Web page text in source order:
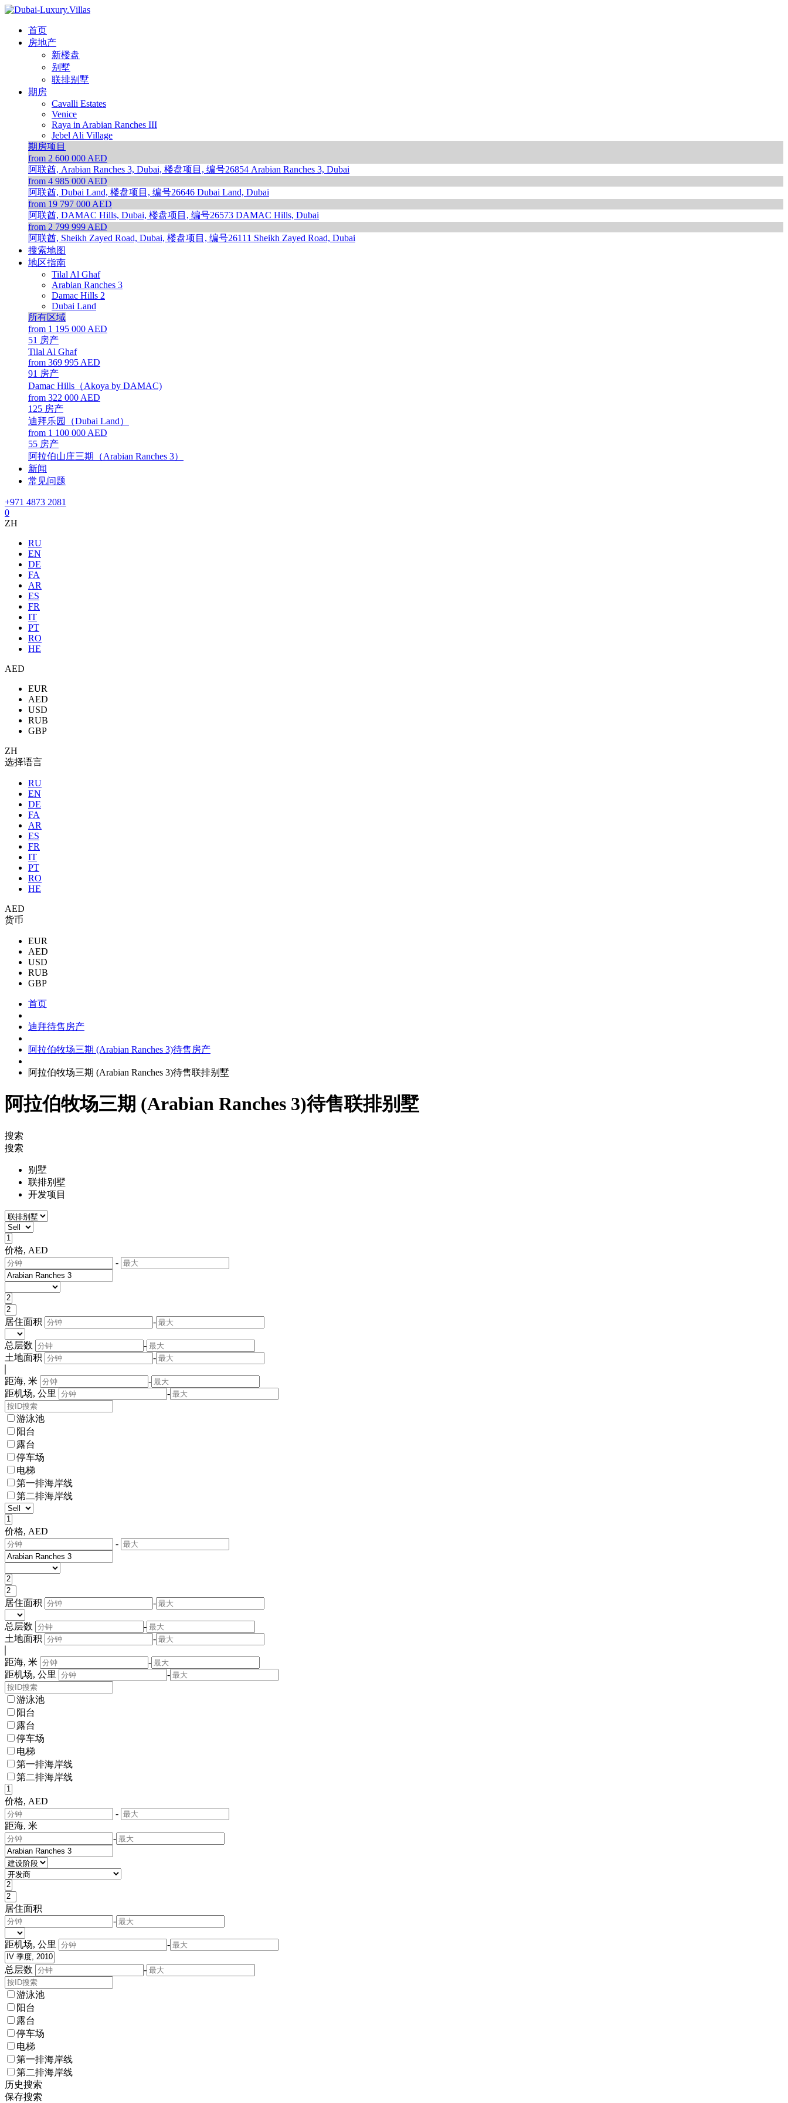
首页
房地产
新楼盘
别墅
联排别墅
期房
Cavalli Estates
Venice
Raya in Arabian Ranches III
Jebel Ali Village
期房项目
from 2 600 000 AED
阿联酋, Arabian Ranches 3, Dubai, 楼盘项目, 编号26854 Arabian Ranches 3, Dubai
from 4 985 000 AED
阿联酋, Dubai Land, 楼盘项目, 编号26646 Dubai Land, Dubai
from 19 797 000 AED
阿联酋, DAMAC Hills, Dubai, 楼盘项目, 编号26573 DAMAC Hills, Dubai
from 2 799 999 AED
阿联酋, Sheikh Zayed Road, Dubai, 楼盘项目, 编号26111 Sheikh Zayed Road, Dubai
搜索地图
地区指南
Tilal Al Ghaf
Arabian Ranches 3
Damac Hills 2
Dubai Land
所有区域
from 1 195 000 AED
51 房产
Tilal Al Ghaf
from 369 995 AED
91 房产
Damac Hills（Akoya by DAMAC)
from 322 000 AED
125 房产
迪拜乐园（Dubai Land）
from 1 100 000 AED
55 房产
阿拉伯山庄三期（Arabian Ranches 3）
新闻
常见问题
+971 4873 2081
0
ZH
RU
EN
DE
FA
AR
ES
FR
IT
PT
RO
HE
AED
EUR
AED
USD
RUB
GBP
ZH
选择语言
RU
EN
DE
FA
AR
ES
FR
IT
PT
RO
HE
AED
货币
EUR
AED
USD
RUB
GBP
首页
迪拜待售房产
阿拉伯牧场三期 (Arabian Ranches 3)待售房产
阿拉伯牧场三期 (Arabian Ranches 3)待售联排别墅
阿拉伯牧场三期 (Arabian Ranches 3)待售联排别墅
搜索
搜索
别墅
联排别墅
开发项目
价格, AED
-
居住面积 -
总层数
-
土地面积
-
距海, 米
-
距机场, 公里
-
游泳池
阳台
露台
停车场
电梯
第一排海岸线
第二排海岸线
价格, AED
-
居住面积 -
总层数
-
土地面积
-
距海, 米
-
距机场, 公里
-
游泳池
阳台
露台
停车场
电梯
第一排海岸线
第二排海岸线
价格, AED
-
距海, 米
-
居住面积
-
距机场, 公里 -
总层数 -
游泳池
阳台
露台
停车场
电梯
第一排海岸线
第二排海岸线
历史搜索
保存搜索